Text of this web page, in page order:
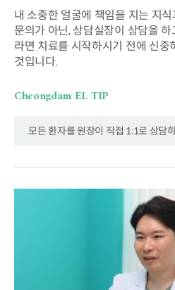
내 소중한 얼굴에 책임을 지는 지
문의가 아닌,상담실장이 상담을 하
라면 치료를 시작하시기 전에 신중
것입니다.
Cheongdam EL TIP
모든 환자를 원장이 직접 1:1로 상담